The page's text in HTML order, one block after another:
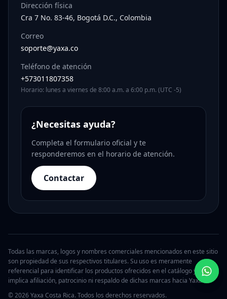
Dirección física
Cra 7 No. 83-46, Bogotá D.C., Colombia
Correo
soporte@yaxa.co
Teléfono de atención
+573011807358
Horario: lunes a viernes de 8:00 a.m. a 6:00 p.m. (UTC -5)
¿Necesitas ayuda?
Completa el formulario oficial y te
responderemos en el horario de atención.
Contactar
Todas las marcas, logos y nombres comerciales mencionados en este sitio
son propiedad de sus respectivos titulares. Su uso es meramente
referencial para identificar los productos ofrecidos en el catálogo y no
implica afiliación, patrocinio ni respaldo de dichas marcas hacia Yaxa.
© 2026 Yaxa Costa Rica. Todos los derechos reservados.